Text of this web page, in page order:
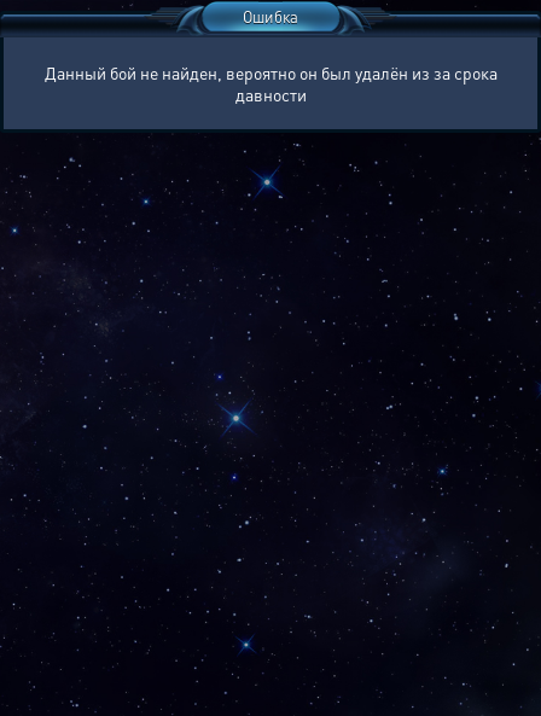
Ошибка
Данный бой не найден, вероятно он был удалён из за срока
давности